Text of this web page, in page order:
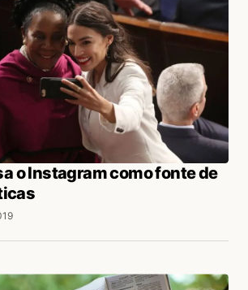
o Instagram como fonte de